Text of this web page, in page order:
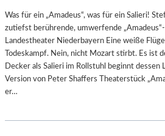
Was für ein „Amadeus“, was für ein Salieri!
zutiefst berührende, umwerfende
Landestheater Niederbayern Eine weiße
Todeskampf. Nein, nicht Mozart stirbt. Es ist
Decker als Salieri im Rollstuhl beginnt dessen
Version von Peter Shaffers Theaterstück
er…